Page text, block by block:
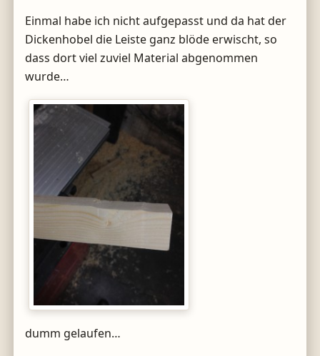
Einmal habe ich nicht aufgepasst und da hat der
Dickenhobel die Leiste ganz blöde erwischt, so
dass dort viel zuviel Material abgenommen
wurde…
dumm gelaufen…